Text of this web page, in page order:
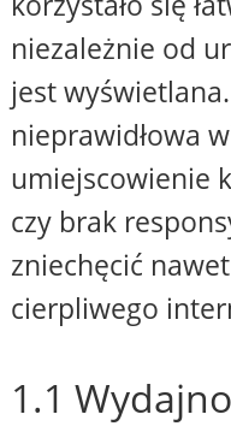
niezależnie od
jest
nieprawidłowa
umiejscowienie
czy brak
zniechęcić
cierpliwego
1.1